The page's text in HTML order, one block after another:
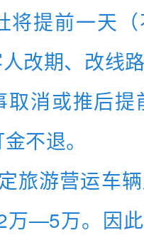
将提前一天
改期、改线
取消或推后
不退。
旅游营运车
万—5万。因